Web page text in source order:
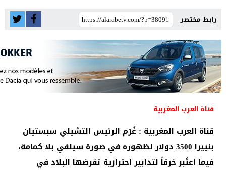
رابط مختصر
قناة العرب المغربية
قناة العرب المغربية : غُرّم الرئيس التشيلي سبستيان
بنييرا 3500 دولار لظهوره في صورة سيلفي بلا كمامة،
فيما اعتُبر خرقاً لتدابير احترازية تفرضها البلاد في